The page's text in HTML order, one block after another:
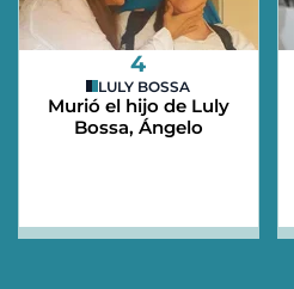
4
LULY BOSSA
Murió el hijo de Luly
Bossa, Ángelo